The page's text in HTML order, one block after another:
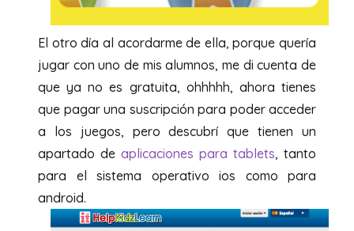
El otro día al acordarme de ella, porque quería
jugar con uno de mis alumnos, me di cuenta de
que ya no es gratuita, ohhhhh, ahora tienes
que pagar una suscripción para poder acceder
a los juegos, pero descubrí que tienen un
apartado de aplicaciones para tablets, tanto
para el sistema operativo ios como para
android.